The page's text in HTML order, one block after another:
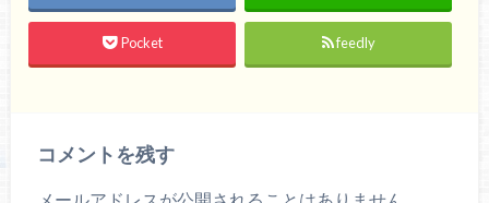
Pocket feedly
コメントを残す